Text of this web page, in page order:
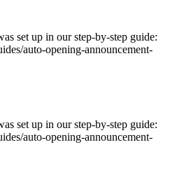
set up in our step-by-step guide:
auto-opening-announcement-
set up in our step-by-step guide:
auto-opening-announcement-